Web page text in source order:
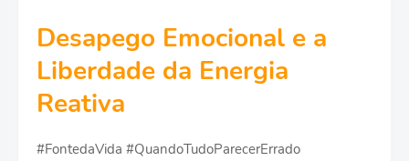
Desapego Emocional e a
Liberdade da Energia
Reativa
#FontedaVida #QuandoTudoParecerErrado